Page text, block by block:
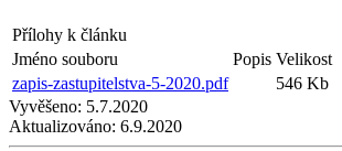
Přílohy k článku
Jméno souboru
Popis Velikost
zapis-zastupitelstva-5-2020.pdf
546 Kb
Vyvěšeno: 5.7.2020
Aktualizováno: 6.9.2020